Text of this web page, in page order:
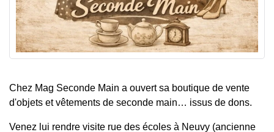
Chez Mag Seconde Main a ouvert sa boutique de vente
d'objets et vêtements de seconde main… issus de dons.
Venez lui rendre visite rue des écoles à Neuvy (ancienne